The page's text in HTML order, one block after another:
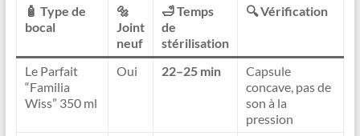
🧴 Type de
bocal
🔩
Joint
neuf
🛁 Temps
de
stérilisation
🔍 Vérification
Le Parfait
“Familia
Wiss” 350 ml
Oui 22–25 min
Capsule
concave, pas de
son à la
pression